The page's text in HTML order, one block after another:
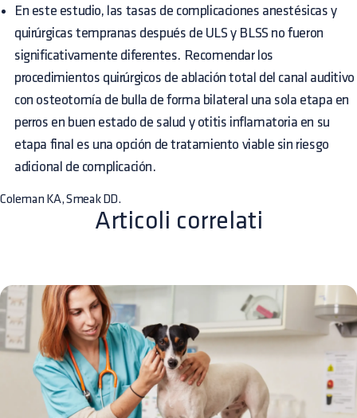
En este estudio, las tasas de complicaciones anestésicas y
quirúrgicas tempranas después de ULS y BLSS no fueron
significativamente diferentes. Recomendar los
procedimientos quirúrgicos de ablación total del canal auditivo
con osteotomía de bulla de forma bilateral una sola etapa en
perros en buen estado de salud y otitis inflamatoria en su
etapa final es una opción de tratamiento viable sin riesgo
adicional de complicación.
Coleman KA, Smeak DD.
Articoli correlati